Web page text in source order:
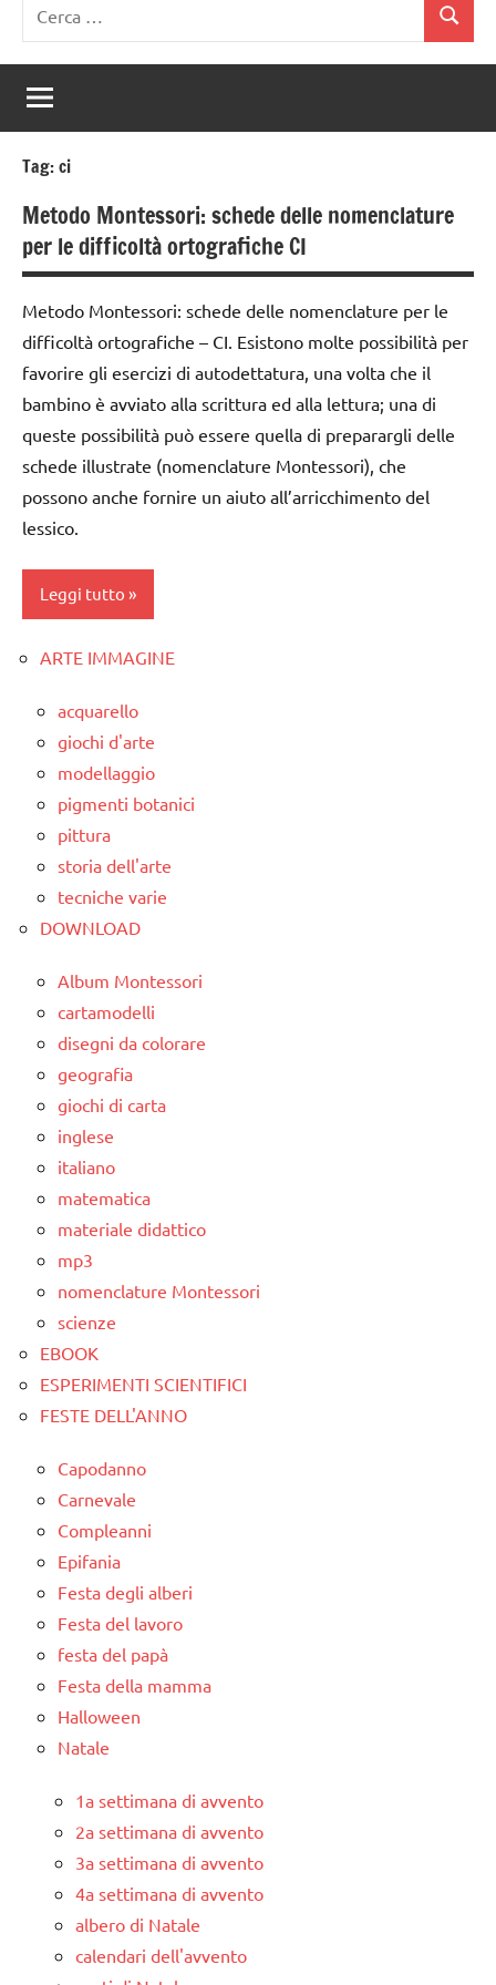
per:
Cerca
Tag:ci
Metodo Montessori: schede delle nomenclature
per le difficoltà ortografiche CI
Metodo Montessori: schede delle nomenclature per le
difficoltà ortografiche – CI. Esistono molte possibilità per
favorire gli esercizi di autodettatura, una volta che il
bambino è avviato alla scrittura ed alla lettura; una di
queste possibilità può essere quella di preparargli delle
schede illustrate (nomenclature Montessori), che
possono anche fornire un aiuto all’arricchimento del
lessico.
Leggi tutto
classe
dai
anni
DOWNLOAD
DIDATTICA
MONTESSORI
lettura e
scrittura
Montessori
LINGUAGGIO
MONTESSORI
materiale
nomenclature
Montessori
TUTTI GLI
ARGOMENTI
PER ETA'
ARTICOLI
ARTE IMMAGINE
acquarello
giochi d'arte
modellaggio
pigmenti botanici
pittura
storia dell'arte
tecniche varie
DOWNLOAD
Album Montessori
cartamodelli
disegni da colorare
geografia
giochi di carta
inglese
italiano
matematica
materiale didattico
mp3
nomenclature Montessori
scienze
EBOOK
ESPERIMENTI SCIENTIFICI
FESTE DELL'ANNO
Capodanno
Carnevale
Compleanni
Epifania
Festa degli alberi
Festa del lavoro
festa del papà
Festa della mamma
Halloween
Natale
1a settimana di avvento
2a settimana di avvento
3a settimana di avvento
4a settimana di avvento
albero di Natale
calendari dell'avvento